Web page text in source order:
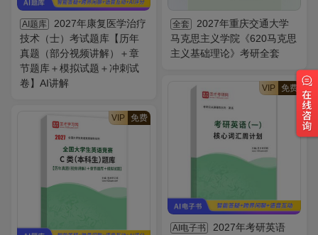
AI题库
2027年康复医学治疗
技术（士）考试题库【历年
真题（部分视频讲解）＋章
节题库＋模拟试题＋冲刺试
卷】AI讲解
全套
2027年重庆交通大学
马克思主义学院《620马克思
主义基础理论》考研全套
VIP 免费
AI电子书
2027年考研英语
VIP 免费